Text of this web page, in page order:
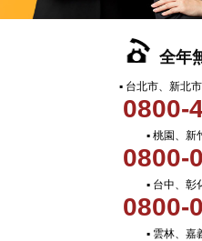
全年
▪ 台北市、新北
0800-
▪ 桃園、新
0800-
▪ 台中、彰
0800-
▪ 雲林、嘉